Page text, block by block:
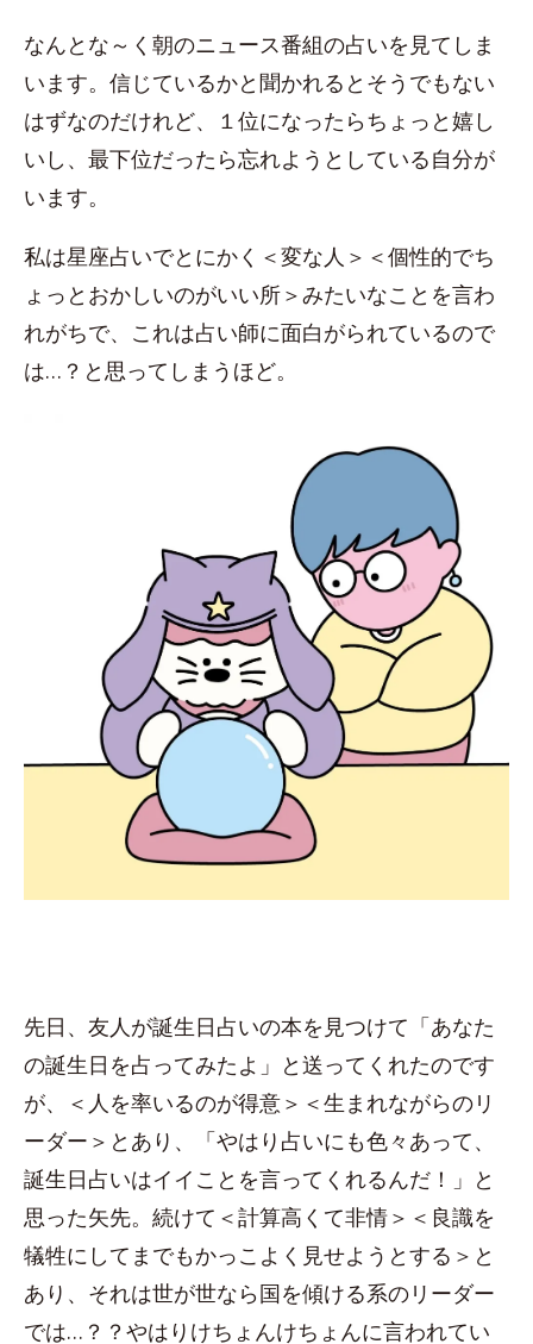
なんとな～く朝のニュース番組の占いを見てしま
います。信じているかと聞かれるとそうでもない
はずなのだけれど、１位になったらちょっと嬉し
いし、最下位だったら忘れようとしている自分が
います。
私は星座占いでとにかく＜変な人＞＜個性的でち
ょっとおかしいのがいい所＞みたいなことを言わ
れがちで、これは占い師に面白がられているので
は…？と思ってしまうほど。
先日、友人が誕生日占いの本を見つけて「あなた
の誕生日を占ってみたよ」と送ってくれたのです
が、＜人を率いるのが得意＞＜生まれながらのリ
ーダー＞とあり、「やはり占いにも色々あって、
誕生日占いはイイことを言ってくれるんだ！」と
思った矢先。続けて＜計算高くて非情＞＜良識を
犠牲にしてまでもかっこよく見せようとする＞と
あり、それは世が世なら国を傾ける系のリーダー
では…？？やはりけちょんけちょんに言われてい